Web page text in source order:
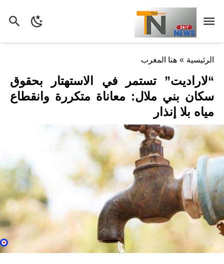
الرئيسية » هنا المغرب
“لاراديت” تستمر في الاستهتار بحقوق
سكان بني ملال: معاناة متكررة وانقطاع
مياه بلا إنذار